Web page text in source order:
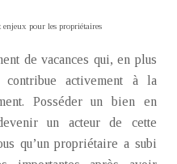
pour les propriétaires
de vacances qui, en plus
activement à la
Posséder un bien en
un acteur de cette
qu’un propriétaire a subi